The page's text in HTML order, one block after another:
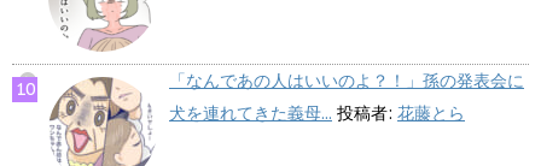
「なんであの人はいいのよ？！」孫の発表会に
犬を連れてきた義母... 投稿者: 花藤とら